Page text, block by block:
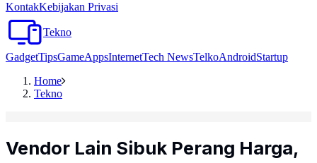
KontakKebijakan Privasi
Tekno
GadgetTipsGameAppsInternetTech NewsTelkoAndroidStartup
Home
Tekno
Vendor Lain Sibuk Perang Harga,